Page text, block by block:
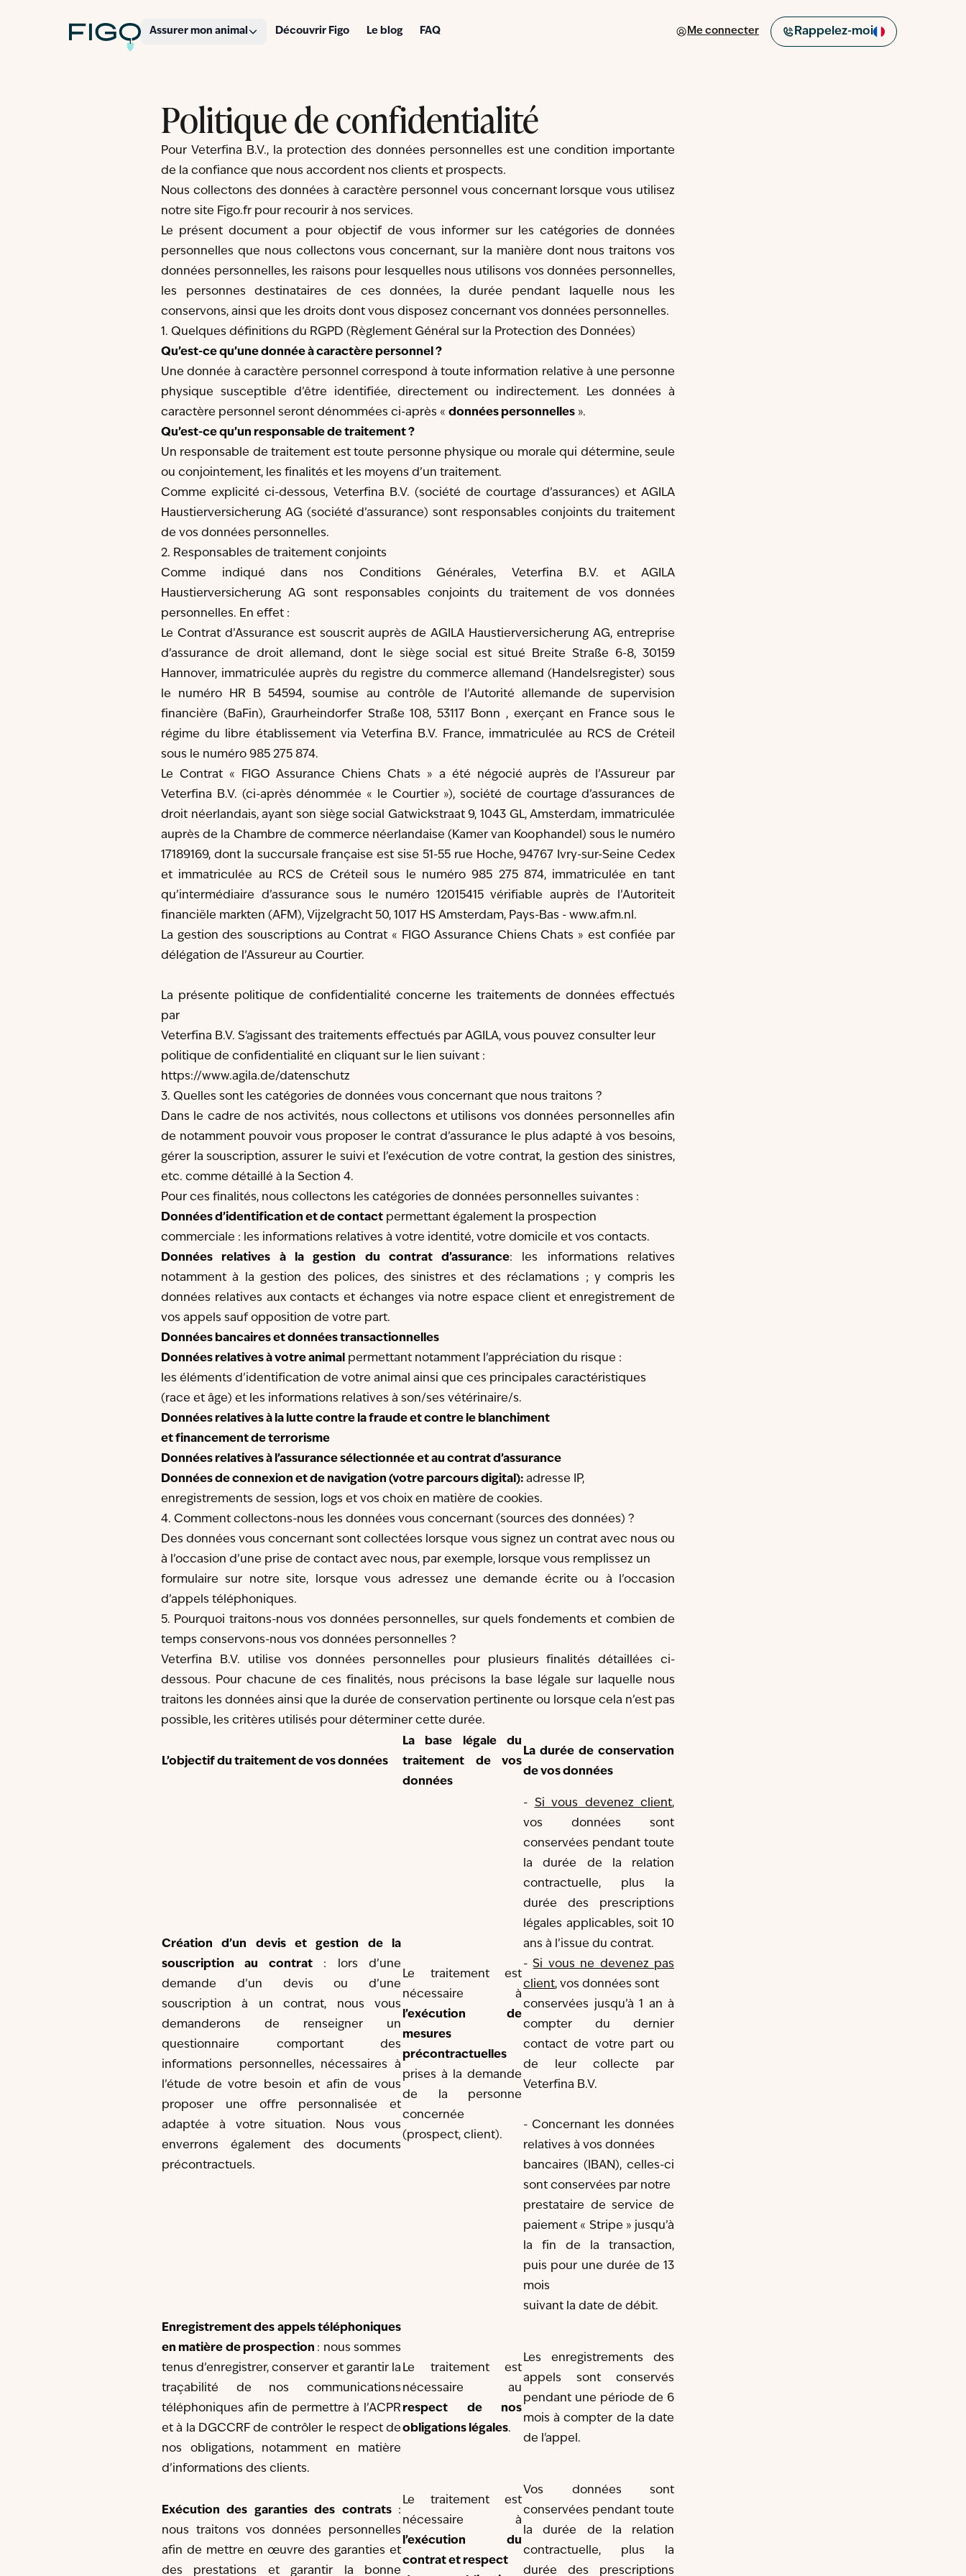
Figo Assurer mon animal Découvrir Figo Le blog FAQ Me connecter Rappelez-moi
Politique de confidentialité
Pour Veterfina B.V., la protection des données personnelles est une condition importante
de la confiance que nous accordent nos clients et prospects.
Nous collectons des données à caractère personnel vous concernant lorsque vous utilisez
notre site Figo.fr pour recourir à nos services.
Le présent document a pour objectif de vous informer sur les catégories de données
personnelles que nous collectons vous concernant, sur la manière dont nous traitons vos
données personnelles, les raisons pour lesquelles nous utilisons vos données personnelles,
les personnes destinataires de ces données, la durée pendant laquelle nous les
conservons, ainsi que les droits dont vous disposez concernant vos données personnelles.
1. Quelques définitions du RGPD (Règlement Général sur la Protection des Données)
Qu’est-ce qu’une donnée à caractère personnel ?
Une donnée à caractère personnel correspond à toute information relative à une personne
physique susceptible d’être identifiée, directement ou indirectement. Les données à
caractère personnel seront dénommées ci-après « données personnelles ».
Qu’est-ce qu’un responsable de traitement ?
Un responsable de traitement est toute personne physique ou morale qui détermine, seule
ou conjointement, les finalités et les moyens d’un traitement.
Comme explicité ci-dessous, Veterfina B.V. (société de courtage d’assurances) et AGILA
Haustierversicherung AG (société d’assurance) sont responsables conjoints du traitement
de vos données personnelles.
2. Responsables de traitement conjoints
Comme indiqué dans nos Conditions Générales, Veterfina B.V. et AGILA
Haustierversicherung AG sont responsables conjoints du traitement de vos données
personnelles. En effet :
Le Contrat d’Assurance est souscrit auprès de AGILA Haustierversicherung AG, entreprise
d’assurance de droit allemand, dont le siège social est situé Breite Straße 6-8, 30159
Hannover, immatriculée auprès du registre du commerce allemand (Handelsregister) sous
le numéro HR B 54594, soumise au contrôle de l’Autorité allemande de supervision
financière (BaFin), Graurheindorfer Straße 108, 53117 Bonn , exerçant en France sous le
régime du libre établissement via Veterfina B.V. France, immatriculée au RCS de Créteil
sous le numéro 985 275 874.
Le Contrat « FIGO Assurance Chiens Chats » a été négocié auprès de l’Assureur par
Veterfina B.V. (ci-après dénommée « le Courtier »), société de courtage d’assurances de
droit néerlandais, ayant son siège social Gatwickstraat 9, 1043 GL, Amsterdam, immatriculée
auprès de la Chambre de commerce néerlandaise (Kamer van Koophandel) sous le numéro
17189169, dont la succursale française est sise 51-55 rue Hoche, 94767 Ivry-sur-Seine Cedex
et immatriculée au RCS de Créteil sous le numéro 985 275 874, immatriculée en tant
qu’intermédiaire d’assurance sous le numéro 12015415 vérifiable auprès de l’Autoriteit
financiële markten (AFM), Vijzelgracht 50, 1017 HS Amsterdam, Pays-Bas - www.afm.nl .
La gestion des souscriptions au Contrat « FIGO Assurance Chiens Chats » est confiée par
délégation de l’Assureur au Courtier.
La présente politique de confidentialité concerne les traitements de données effectués
par
Veterfina B.V. S'agissant des traitements effectués par AGILA, vous pouvez consulter leur
politique de confidentialité en cliquant sur le lien suivant :
https://www.agila.de/datenschutz
3. Quelles sont les catégories de données vous concernant que nous traitons ?
Dans le cadre de nos activités, nous collectons et utilisons vos données personnelles afin
de notamment pouvoir vous proposer le contrat d’assurance le plus adapté à vos besoins,
gérer la souscription, assurer le suivi et l’exécution de votre contrat, la gestion des sinistres,
etc. comme détaillé à la Section 4.
Pour ces finalités, nous collectons les catégories de données personnelles suivantes :
Données d’identification et de contact permettant également la prospection
commerciale : les informations relatives à votre identité, votre domicile et vos contacts.
Données relatives à la gestion du contrat d’assurance: les informations relatives
notamment à la gestion des polices, des sinistres et des réclamations ; y compris les
données relatives aux contacts et échanges via notre espace client et enregistrement de
vos appels sauf opposition de votre part.
Données bancaires et données transactionnelles
Données relatives à votre animal permettant notamment l’appréciation du risque :
les éléments d’identification de votre animal ainsi que ces principales caractéristiques
(race et âge) et les informations relatives à son/ses vétérinaire/s.
Données relatives à la lutte contre la fraude et contre le blanchiment
et financement de terrorisme
Données relatives à l’assurance sélectionnée et au contrat d’assurance
Données de connexion et de navigation (votre parcours digital): adresse IP,
enregistrements de session, logs et vos choix en matière de cookies.
4. Comment collectons-nous les données vous concernant (sources des données) ?
Des données vous concernant sont collectées lorsque vous signez un contrat avec nous ou
à l’occasion d’une prise de contact avec nous, par exemple, lorsque vous remplissez un
formulaire sur notre site, lorsque vous adressez une demande écrite ou à l’occasion
d’appels téléphoniques.
5. Pourquoi traitons-nous vos données personnelles, sur quels fondements et combien de
temps conservons-nous vos données personnelles ?
Veterfina B.V. utilise vos données personnelles pour plusieurs finalités détaillées ci-
dessous. Pour chacune de ces finalités, nous précisons la base légale sur laquelle nous
traitons les données ainsi que la durée de conservation pertinente ou lorsque cela n’est pas
possible, les critères utilisés pour déterminer cette durée.
L’objectif du traitement de vos données
La base légale du
traitement de vos
données
La durée de conservation
de vos données
Création d’un devis et gestion de la
souscription au contrat: lors d’une
demande d’un devis ou d’une
souscription à un contrat, nous vous
demanderons de renseigner un
questionnaire comportant des
informations personnelles, nécessaires à
l’étude de votre besoin et afin de vous
proposer une offre personnalisée et
adaptée à votre situation. Nous vous
enverrons également des documents
précontractuels.
Le traitement est
nécessaire à
l’exécution
de
mesures
précontractuelles
prises à la demande
de la personne
concernée
(prospect, client).
- Si vous devenez client,
vos données sont
conservées pendant toute
la durée de la relation
contractuelle, plus la
durée des prescriptions
légales applicables, soit 10
ans à l’issue du contrat.
-Si vous ne devenez pas
client, vos données sont
conservées jusqu’à 1 an à
compter du dernier
contact de votre part ou
de leur collecte par
Veterfina B.V.
- Concernant les données
relatives à vos données
bancaires (IBAN), celles-ci
sont conservées par notre
prestataire de service de
paiement « Stripe » jusqu’à
la fin de la transaction,
puis pour une durée de 13
mois
suivant la date de débit.
Enregistrement des appels téléphoniques
en matière de prospection : nous sommes
tenus d’enregistrer, conserver et garantir la
traçabilité de nos communications
téléphoniques afin de permettre à l’ACPR
et à la DGCCRF de contrôler le respect de
nos obligations, notamment en matière
d’informations des clients.
Le traitement est
nécessaire au
respect de nos
obligations légales.
Les enregistrements des
appels sont conservés
pendant une période de 6
mois à compter de la date
de l'appel.
Exécution des garanties des contrats :
nous traitons vos données personnelles
afin de mettre en œuvre des garanties et
des prestations et garantir la bonne
Le traitement est
nécessaire à
l’exécution du
contrat et respect
Vos données sont
conservées pendant toute
la durée de la relation
contractuelle, plus la
durée des prescriptions